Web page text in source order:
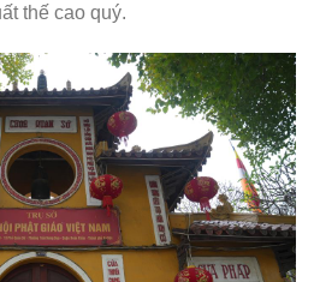
thế cao quý.